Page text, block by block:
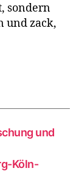
sondern
und zack,
und
Köln-